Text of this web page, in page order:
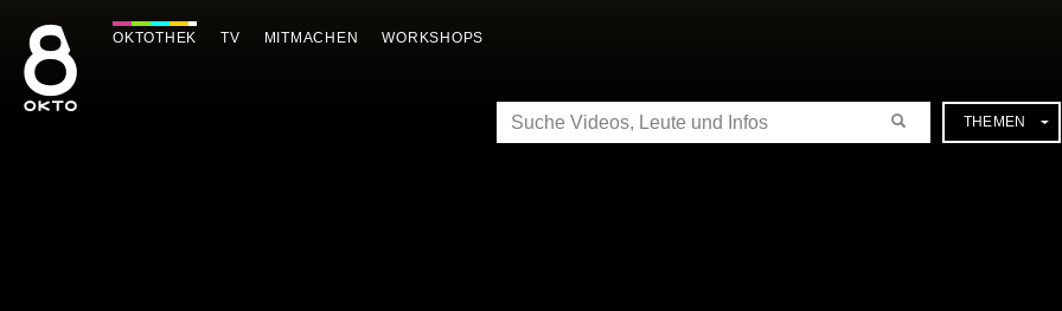
Inhalt
springen
OKTOTHEK TV MITMACHEN WORKSHOPS
SUCHE THEMEN